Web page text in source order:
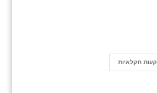
חקלאיות